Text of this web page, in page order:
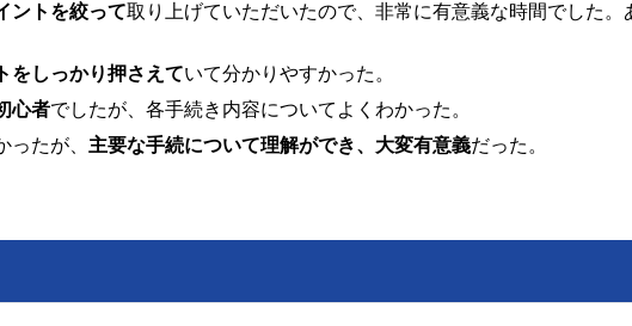
ントを絞って取り上げていただいたので、非常に有意義な時間でした。
をしっかり押さえていて分かりやすかった。
心者でしたが、各手続き内容についてよくわかった。
たが、 主要な手続について理解ができ、大変有意義だった。